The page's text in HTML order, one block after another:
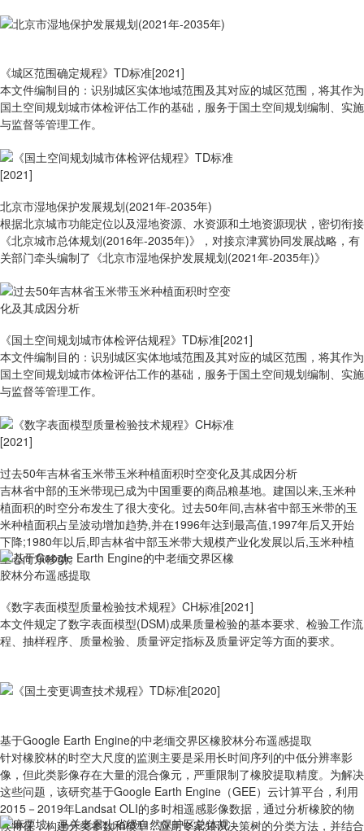
《城区范围确定规程》TD标准[2021]
本文件编制目的：识别城区实体地域范围及其对应的城区范围，将其作为
国土空间规划城市体检评估工作的基础，服务于国土空间规划编制、实施
与监督等管理工作。
北京市湿地保护发展规划(2021年-2035年)
根据北京城市功能定位以及湿地资源、水资源和土地资源现状，密切衔接
《北京城市总体规划(2016年-2035年)》，对接京津冀协同发展战略，有
关部门牵头编制了《北京市湿地保护发展规划(2021年-2035年)》
《国土空间规划城市体检评估规程》TD标准[2021]
本文件编制目的：识别城区实体地域范围及其对应的城区范围，将其作为
国土空间规划城市体检评估工作的基础，服务于国土空间规划编制、实施
与监督等管理工作。
过去50年吉林省玉米带玉米种植面积时空变化及其成因分析
吉林省中部的玉米带现已成为中国重要的商品粮基地。建国以来,玉米种
植面积的时空分布发生了很大变化。过去50年间,吉林省中部玉米带的玉
米种植面积占呈波动增加趋势,并在1996年达到最高值,1997年后又开始
下降;1980年以后,即吉林省中部玉米带大规模产业化发展以后,玉米种植
重心向东移动。
《数字表面模型质量检验技术规程》CH标准[2021]
本文件规定了数字表面模型(DSM)成果质量检验的基本要求、检验工作流
程、抽样程序、质量检验、质量评定指标及质量评定等方面的要求。
基于Google Earth Engine的中老缅交界区橡胶林分布遥感提取
针对橡胶林的时空大尺度的监测主要是采用长时间序列的中低分辨率影
像，但此类影像存在大量的混合像元，严重限制了橡胶提取精度。为解决
这些问题，该研究基于Google Earth Engine（GEE）云计算平台，利用
2015－2019年Landsat OLI的多时相遥感影像数据，通过分析橡胶的物
候特征，构建分类参数和模型，应用专家知识决策树的分类方法，并结合